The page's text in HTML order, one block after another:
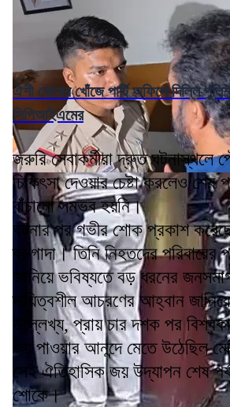
ঐশী ঘোষের খোঁজে পার্টি অফিসে দিল্লি
সিপিআইএমের
জরুরি সেবাকর্মীরা দ্রুত
চিকিৎসা দেওয়ার চেষ্টা করলেও শেষ
বাঁচানো সম্ভব হয়নি।
ঘটনার পর গভীর শোক প্রকাশ
ব্রুগাদা। তিনি নিহতদের পরিবারের
জানিয়ে ভবিষ্যতে বড় ধরনের
দায়িত্বশীল আচরণের আহ্বান
উল্লেখ্য, প্রায় চার দশক পর
জয় পাওয়ার আনন্দে মেতে উঠেছিল
সেই ঐতিহাসিক জয় উদ্‌যাপন শেষ
শোকে।